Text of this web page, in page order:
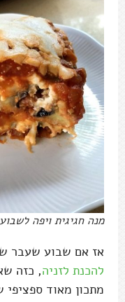
מנה חגיגית ויפה
אז אם שבוע שעבר
להכנת לזניה, כזה
מתכון מאוד